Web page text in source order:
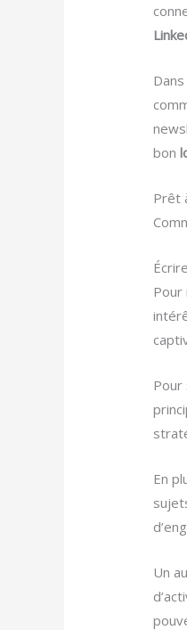
bon
Prêt
Pour
Pour
En
Un